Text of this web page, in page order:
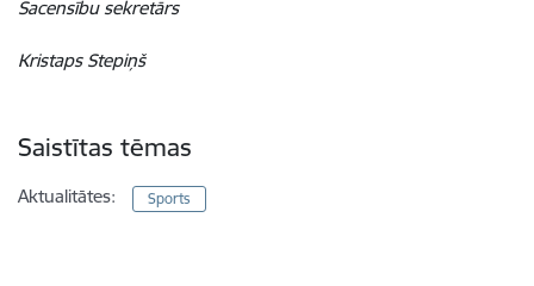
Sacensību sekretārs
Kristaps Stepiņš
Saistītas tēmas
Aktualitātes: Sports